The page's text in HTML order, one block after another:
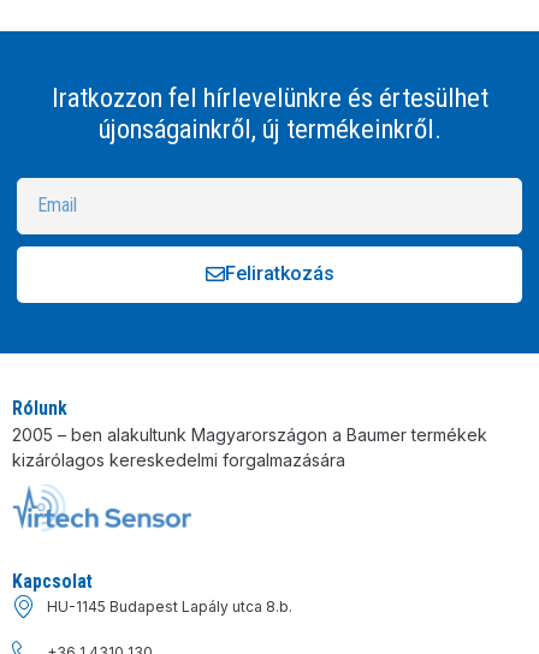
Iratkozzon fel hírlevelünkre és értesülhet
újonságainkről, új termékeinkről.
Feliratkozás
Rólunk
2005 – ben alakultunk Magyarországon a Baumer termékek
kizárólagos kereskedelmi forgalmazására
Kapcsolat
HU-1145 Budapest Lapály utca 8.b.